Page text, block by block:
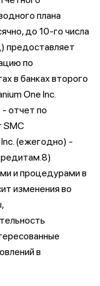
плана
до 10-го числа
предоставляет
по
в банках второго
One Inc.
отчет по
SMC
(ежегодно) -
и процедурами в
изменения во
в